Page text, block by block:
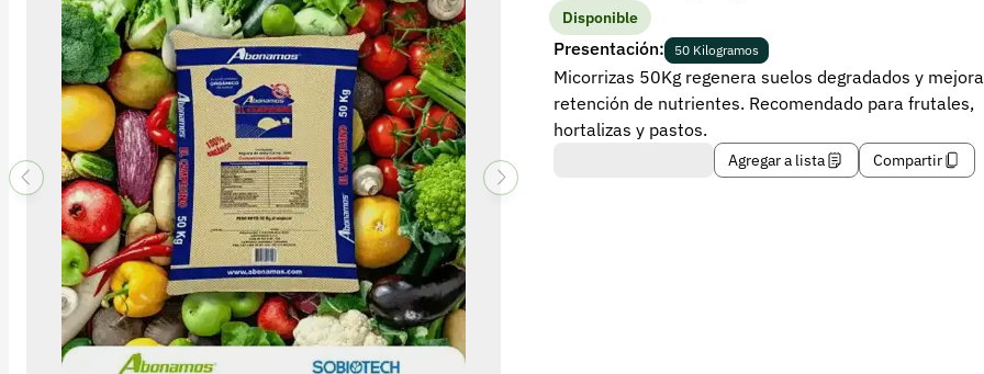
Disponible
Presentación: 50 Kilogramos
Micorrizas 50Kg regenera suelos degradados y
retención de nutrientes. Recomendado para frutales,
hortalizas y pastos.
Agregar a lista Compartir